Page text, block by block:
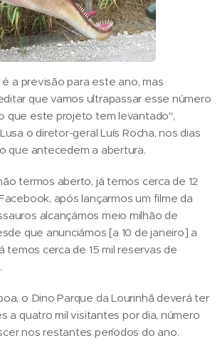
a previsão para este ano, mas
que vamos ultrapassar esse número
que este projeto tem levantado",
o diretor-geral Luís Rocha, nos dias
que antecedem a abertura.
termos aberto, já temos cerca de 12
após lançarmos um filme da
alcançámos meio milhão de
que anunciámos [a 10 de janeiro] a
temos cerca de 15 mil reservas de
o Dino Parque da Lourinhã deverá ter
a quatro mil visitantes por dia, número
nos restantes períodos do ano.